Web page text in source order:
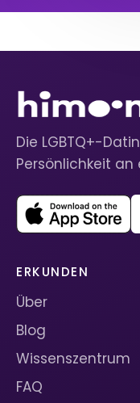
Die LGBTQ+-
Persönlichkeit
ERKUNDEN
Über
Blog
Wissenszentrum
FAQ